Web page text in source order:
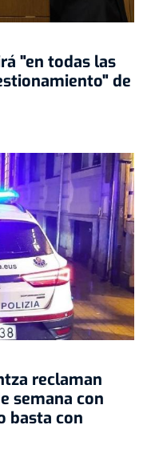
"en todas las
de
reclaman
semana con
basta con